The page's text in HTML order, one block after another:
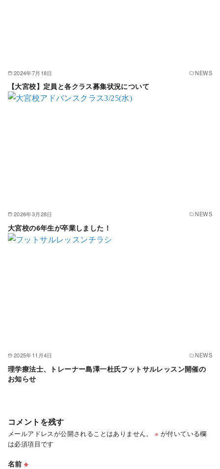
2024年7月18日 NEWS
【大宮校】定員と各クラス募集状況について
2026年3月28日 NEWS
大宮校の6年生が卒業しました！
2025年11月4日 NEWS
理学療法士、トレーナー島澤一杜氏フットサルレッスン開催の
お知らせ
コメントを残す
メールアドレスが公開されることはありません。 ※ が付いている欄
は必須項目です
名前※